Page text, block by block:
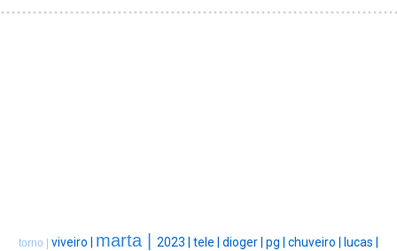
torno | viveiro | marta | 2023 | tele | dioger | pg | chuveiro |
lucas |